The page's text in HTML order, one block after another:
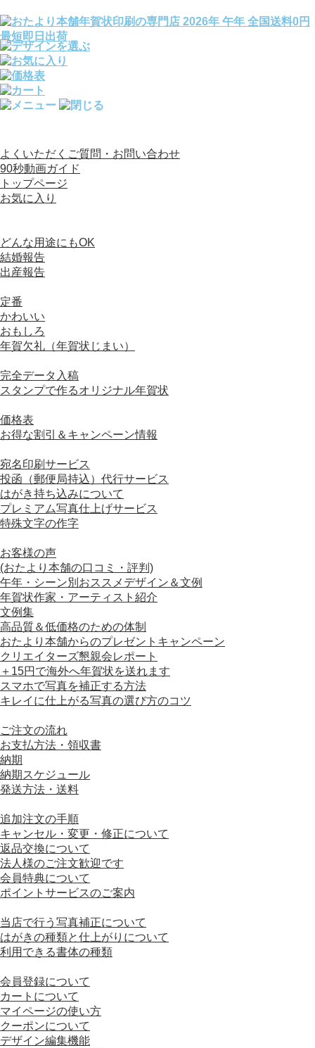
よくいただくご質問・お問い合わせ
90秒動画ガイド
トップページ
お気に入り
どんな用途にもOK
結婚報告
出産報告
定番
かわいい
おもしろ
年賀欠礼（年賀状じまい）
完全データ入稿
スタンプで作るオリジナル年賀状
価格表
お得な割引＆キャンペーン情報
宛名印刷サービス
投函（郵便局持込）代行サービス
はがき持ち込みについて
プレミアム写真仕上げサービス
特殊文字の作字
お客様の声
(おたより本舗の口コミ・評判)
午年・シーン別おススメデザイン＆文例
年賀状作家・アーティスト紹介
文例集
高品質＆低価格のための体制
おたより本舗からのプレゼントキャンペーン
クリエイターズ懇親会レポート
＋15円で海外へ年賀状を送れます
スマホで写真を補正する方法
キレイに仕上がる写真の選び方のコツ
ご注文の流れ
お支払方法・領収書
納期
納期スケジュール
発送方法・送料
追加注文の手順
キャンセル・変更・修正について
返品交換について
法人様のご注文歓迎です
会員特典について
ポイントサービスのご案内
当店で行う写真補正について
はがきの種類と仕上がりについて
利用できる書体の種類
会員登録について
カートについて
マイページの使い方
クーポンについて
デザイン編集機能